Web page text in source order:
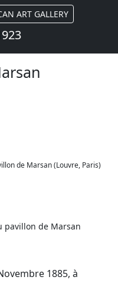
ART GALLERY
de Marsan (Louvre, Paris)
pavillon de Marsan
1885, à